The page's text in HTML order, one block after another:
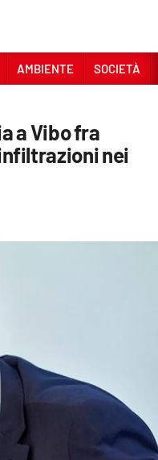
AMBIENTE SOCIETÀ
a Vibo fra
nei